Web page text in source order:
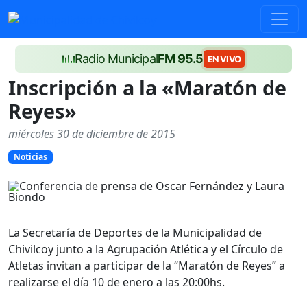
Radio MunicipalFM 95.5 EN VIVO
Inscripción a la «Maratón de
Reyes»
miércoles 30 de diciembre de 2015
Noticias
La Secretaría de Deportes de la Municipalidad de
Chivilcoy junto a la Agrupación Atlética y el Círculo de
Atletas invitan a participar de la “Maratón de Reyes” a
realizarse el día 10 de enero a las 20:00hs.